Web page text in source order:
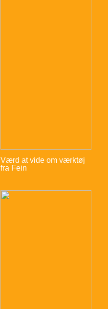
Værd at vide om værktøj
fra Fein